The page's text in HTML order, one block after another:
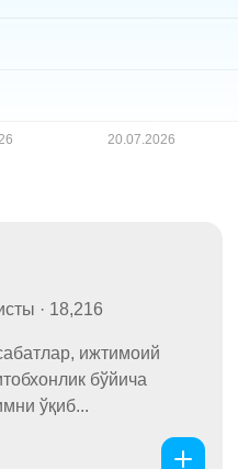
· 18,216
ижтимоий
бўйича
ўқиб...